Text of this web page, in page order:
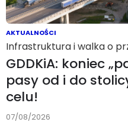
AKTUALNOŚCI
Infrastruktura i walka o
GDDKiA: koniec
pasy od i do
celu!
07/08/2026